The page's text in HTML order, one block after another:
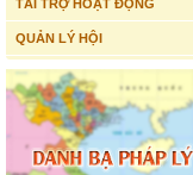
TÀI TRỢ HOẠT ĐỘNG
QUẢN LÝ HỘI